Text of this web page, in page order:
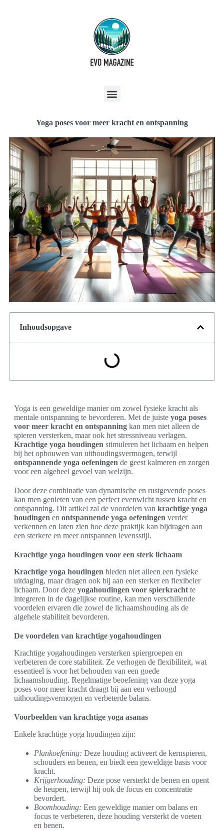
Yoga poses voor meer kracht en ontspanning
Inhoudsopgave
Yoga is een geweldige manier om zowel fysieke kracht als
mentale ontspanning te bevorderen. Met de juiste yoga poses
voor meer kracht en ontspanning kan men niet alleen de
spieren versterken, maar ook het stressniveau verlagen.
Krachtige yoga houdingen stimuleren het lichaam en helpen
bij het opbouwen van uithoudingsvermogen, terwijl
ontspannende yoga oefeningen de geest kalmeren en zorgen
voor een algeheel gevoel van welzijn.
Door deze combinatie van dynamische en rustgevende poses
kan men genieten van een perfect evenwicht tussen kracht en
ontspanning. Dit artikel zal de voordelen van krachtige yoga
houdingen en ontspannende yoga oefeningen verder
verkennen en laten zien hoe deze praktijk kan bijdragen aan
een sterkere en meer ontspannen levensstijl.
Krachtige yoga houdingen voor een sterk lichaam
Krachtige yoga houdingen bieden niet alleen een fysieke
uitdaging, maar dragen ook bij aan een sterker en flexibeler
lichaam. Door deze yogahoudingen voor spierkracht te
integreren in de dagelijkse routine, kan men verschillende
voordelen ervaren die zowel de lichaamshouding als de
algehele stabiliteit bevorderen.
De voordelen van krachtige yogahoudingen
Krachtige yogahoudingen versterken spiergroepen en
verbeteren de core stabiliteit. Ze verhogen de flexibiliteit, wat
essentieel is voor het behouden van een goede
lichaamshouding. Regelmatige beoefening van deze yoga
poses voor meer kracht draagt bij aan een verhoogd
uithoudingsvermogen en verbeterde balans.
Voorbeelden van krachtige yoga asanas
Enkele krachtige yoga houdingen zijn:
Plankoefening: Deze houding activeert de kernspieren,
schouders en benen, en biedt een geweldige basis voor
kracht.
Krijgerhouding: Deze pose versterkt de benen en opent
de heupen, terwijl hij ook de focus en concentratie
bevordert.
Boomhouding: Een geweldige manier om balans en
focus te verbeteren, deze houding versterkt de voeten
en benen.